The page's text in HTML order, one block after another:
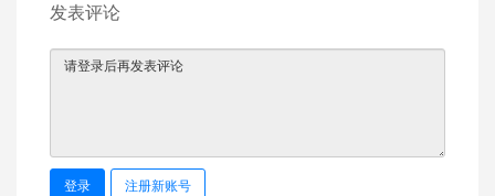
发表评论
登录 注册新账号